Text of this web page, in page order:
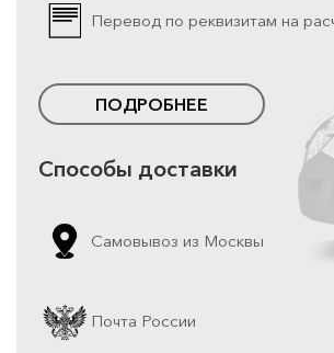
Перевод по реквизитам на
ПОДРОБНЕЕ
Способы доставки
Самовывоз из Москвы
Почта России